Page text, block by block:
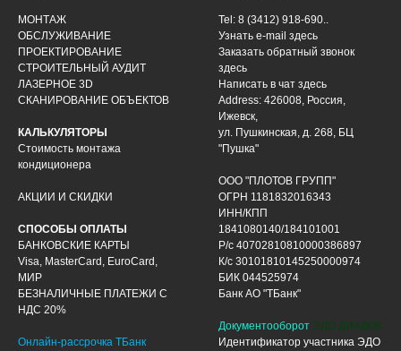
МОНТАЖ
ОБСЛУЖИВАНИЕ
ПРОЕКТИРОВАНИЕ
СТРОИТЕЛЬНЫЙ АУДИТ
ЛАЗЕРНОЕ 3D
СКАНИРОВАНИЕ ОБЪЕКТОВ
КАЛЬКУЛЯТОРЫ
Стоимость монтажа
кондиционера
АКЦИИ И СКИДКИ
СПОСОБЫ ОПЛАТЫ
БАНКОВСКИЕ КАРТЫ
Visa, MasterCard, EuroCard,
МИР
БЕЗНАЛИЧНЫЕ ПЛАТЕЖИ С
НДС 20%
Онлайн-рассрочка ТБанк
Tel: 8 (3412) 918-690..
Узнать e-mail здесь
Заказать обратный звонок
здесь
Написать в чат здесь
Address: 426008, Россия,
Ижевск,
ул. Пушкинская, д. 268, БЦ
"Пушка"
ООО "ПЛОТОВ ГРУПП"
ОГРН 1181832016343
ИНН/КПП
1841080140/184101001
Р/с 40702810810000386897
К/с 30101810145250000974
БИК 044525974
Банк АО "ТБанк"
Документооборот ЭДО ДИАДОК
Идентификатор участника ЭДО